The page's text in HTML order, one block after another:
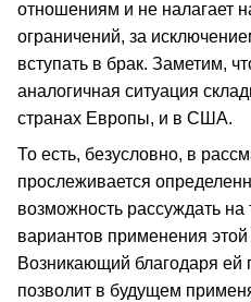
отношениям и не налагает
ограничений, за
вступать в брак. Заметим,
аналогичная ситуация
странах Европы, и в США.
То есть, безусловно, в
прослеживается
возможность рассуждать
вариантов применения
Возникающий благодаря
позволит в будущем